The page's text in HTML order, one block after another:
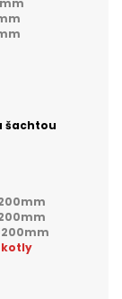
šachtou
kotly